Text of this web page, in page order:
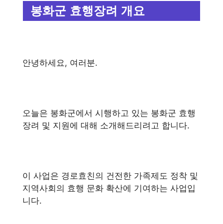
봉화군 효행장려 개요
안녕하세요, 여러분.
오늘은 봉화군에서 시행하고 있는 봉화군 효행
장려 및 지원에 대해 소개해드리려고 합니다.
이 사업은 경로효친의 건전한 가족제도 정착 및
지역사회의 효행 문화 확산에 기여하는 사업입
니다.